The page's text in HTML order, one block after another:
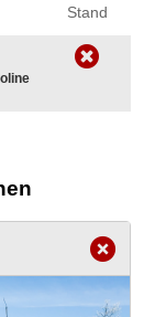
Stand